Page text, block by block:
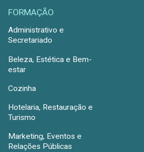
FORMAÇÃO
Administrativo e
Secretariado
Beleza, Estética e Bem-
estar
Cozinha
Hotelaria, Restauração e
Turismo
Marketing, Eventos e
Relações Públicas